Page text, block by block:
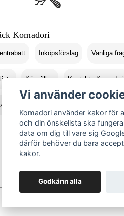
Komadori
Inköpsförslag Vanliga
Köpvillkor Kontakta Komadori
in
Vi använder
Komadori använder kakor för
och din önskelista ska
data om dig till vare sig
därför behöver du bara
kakor.
Godkänn alla